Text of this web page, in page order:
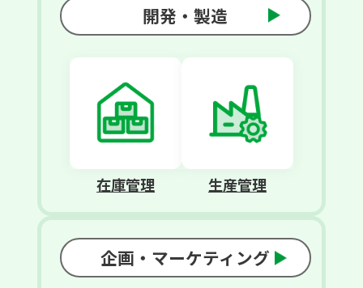
開発・製造
在庫管理 生産管理
企画・マーケティング